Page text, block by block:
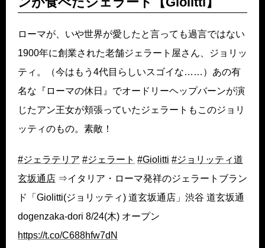
ローマが、いや世界が愛したと言っても過言ではない
1900年に創業された老舗ジェラート屋さん、ジョリッ
ティ。（今はもう4代目らしいスゴイな……）あの有
名な『ローマの休日』でオードリーヘップバーンが演
じたアン王女が頬張っていたジェラートもこのジョリ
ッティのもの。素敵！
#ジェラテリア #ジェラート #Giolitti #ジョリッティ道
玄坂通店 ⇒イタリア・ローマ発祥のジェラートブラン
ド「Giolitti(ジョリッティ) 道玄坂通店」渋谷 道玄坂通
dogenzaka-dori 8/24(木) オープン
https://t.co/C688hfw7dN